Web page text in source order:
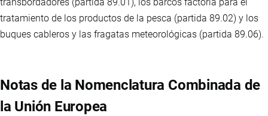
transbordadores (partida 89.01), los barcos factoría para el
tratamiento de los productos de la pesca (partida 89.02) y los
buques cableros y las fragatas meteorológicas (partida 89.06).
Notas de la Nomenclatura Combinada de
la Unión Europea